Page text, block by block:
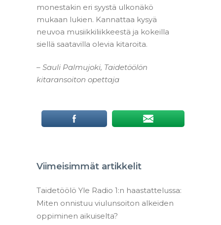
monestakin eri syystä ulkonäkö
mukaan lukien. Kannattaa kysyä
neuvoa musiikkiliikkeestä ja kokeilla
siellä saatavilla olevia kitaroita.
– Sauli Palmujoki, Taidetöölön
kitaransoiton opettaja
Viimeisimmät artikkelit
Taidetöölö Yle Radio 1:n haastattelussa:
Miten onnistuu viulunsoiton alkeiden
oppiminen aikuiselta?